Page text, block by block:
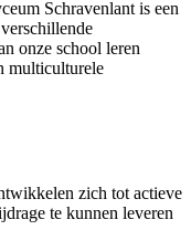
Schravenlant is een
onze school leren
multiculturele
zich tot actieve
te kunnen leveren